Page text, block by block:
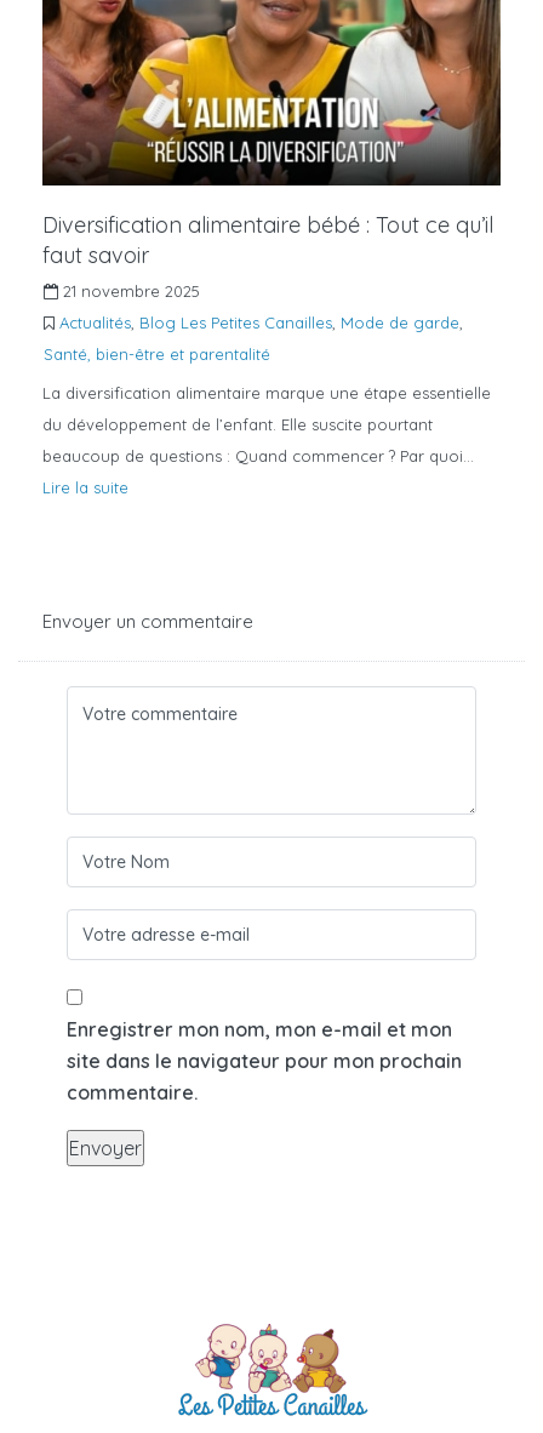
Diversification alimentaire bébé : Tout ce qu’il
faut savoir
21 novembre 2025
Actualités, Blog Les Petites Canailles, Mode de garde,
Santé, bien-être et parentalité
La diversification alimentaire marque une étape essentielle
du développement de l’enfant. Elle suscite pourtant
beaucoup de questions : Quand commencer ? Par quoi…
Lire la suite
Envoyer un commentaire
Enregistrer mon nom, mon e-mail et mon
site dans le navigateur pour mon prochain
commentaire.